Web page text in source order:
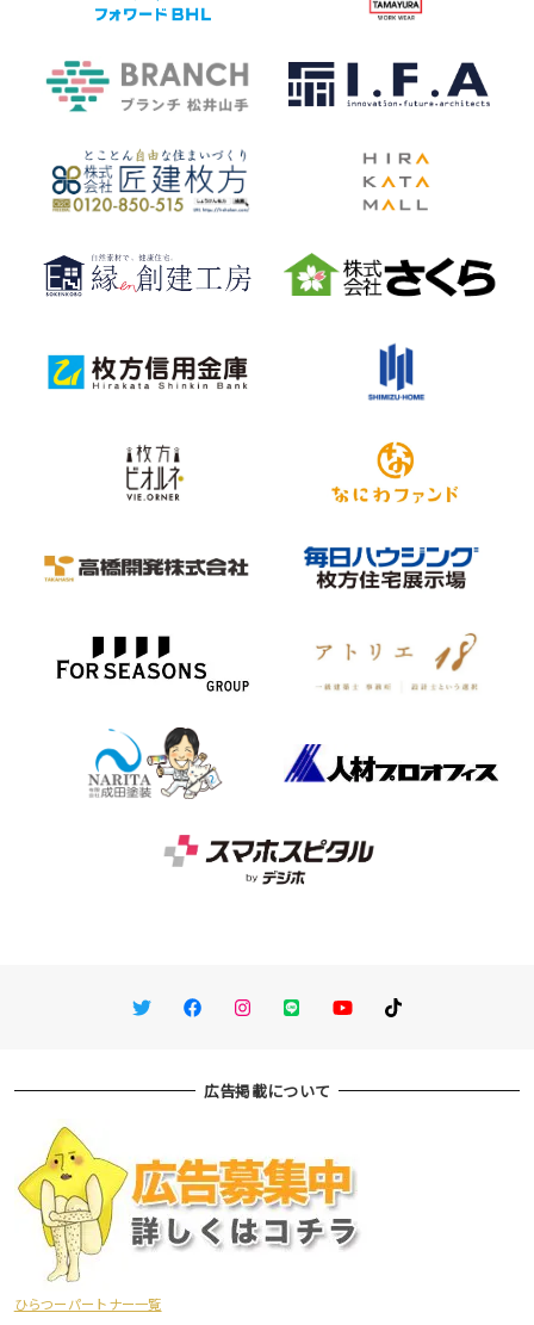
TwitterFacebookInstagram
LINE You TubeTikTok
広告掲載について
ひらつーパートナー一覧